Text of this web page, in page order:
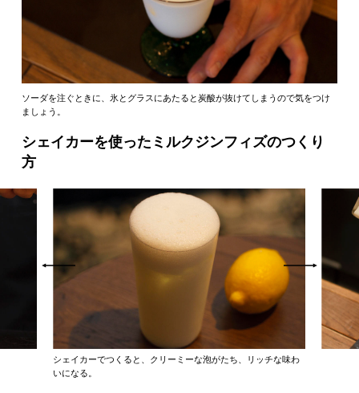
ソーダを注ぐときに、氷とグラスにあたると炭酸が抜けてしまうので気をつけ
ましょう。
シェイカーを使ったミルクジンフィズのつくり
方
シェイカーでつくると、クリーミーな泡がたち、リッチな味わ
いになる。